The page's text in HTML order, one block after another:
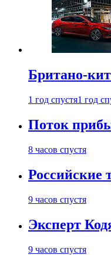
Британо-
1 год спустя1 год
Поток
8 часов спустя
Российские
9 часов спустя
Эксперт
9 часов спустя